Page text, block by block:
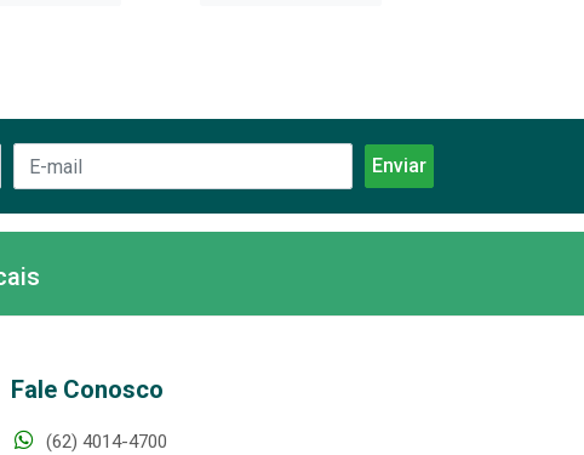
Fale Conosco
(62) 4014-4700